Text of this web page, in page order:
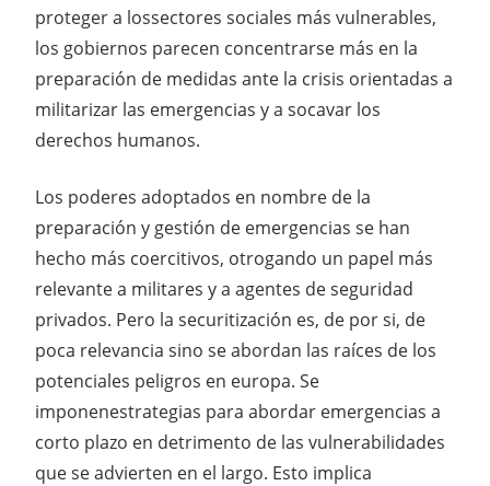
proteger a lossectores sociales más vulnerables,
los gobiernos parecen concentrarse más en la
preparación de medidas ante la crisis orientadas a
militarizar las emergencias y a socavar los
derechos humanos.
Los poderes adoptados en nombre de la
preparación y gestión de emergencias se han
hecho más coercitivos, otrogando un papel más
relevante a militares y a agentes de seguridad
privados. Pero la securitización es, de por si, de
poca relevancia sino se abordan las raíces de los
potenciales peligros en europa. Se
imponenestrategias para abordar emergencias a
corto plazo en detrimento de las vulnerabilidades
que se advierten en el largo. Esto implica